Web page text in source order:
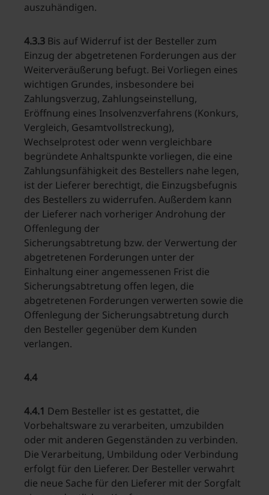
auszuhändigen.
4.3.3 Bis auf Widerruf ist der Besteller zum
Einzug der abgetretenen Forderungen aus der
Weiterveräußerung befugt. Bei Vorliegen eines
wichtigen Grundes, insbesondere bei
Zahlungsverzug, Zahlungseinstellung,
Eröffnung eines Insolvenzverfahrens (Konkurs,
Vergleich, Gesamtvollstreckung),
Wechselprotest oder wenn vergleichbare
begründete Anhaltspunkte vorliegen, die eine
Zahlungsunfähigkeit des Bestellers nahe legen,
ist der Lieferer berechtigt, die Einzugsbefugnis
des Bestellers zu widerrufen. Außerdem kann
der Lieferer nach vorheriger Androhung der
Offenlegung der
Sicherungsabtretung bzw. der Verwertung der
abgetretenen Forderungen unter der
Einhaltung einer angemessenen Frist die
Sicherungsabtretung offen legen, die
abgetretenen Forderungen verwerten sowie die
Offenlegung der Sicherungsabtretung durch
den Besteller gegenüber dem Kunden
verlangen.
4.4
4.4.1 Dem Besteller ist es gestattet, die
Vorbehaltsware zu verarbeiten, umzubilden
oder mit anderen Gegenständen zu verbinden.
Die Verarbeitung, Umbildung oder Verbindung
erfolgt für den Lieferer. Der Besteller verwahrt
die neue Sache für den Lieferer mit der Sorgfalt